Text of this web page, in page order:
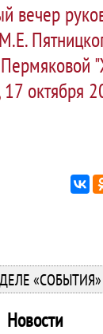
вечер
17 октября
«СОБЫТИЯ»
Новости